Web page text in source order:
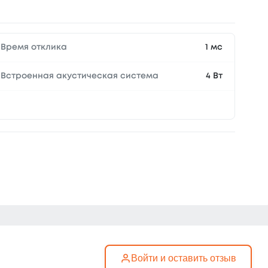
Время отклика 1 мс
Встроенная акустическая система 4 Вт
Войти и оставить отзыв